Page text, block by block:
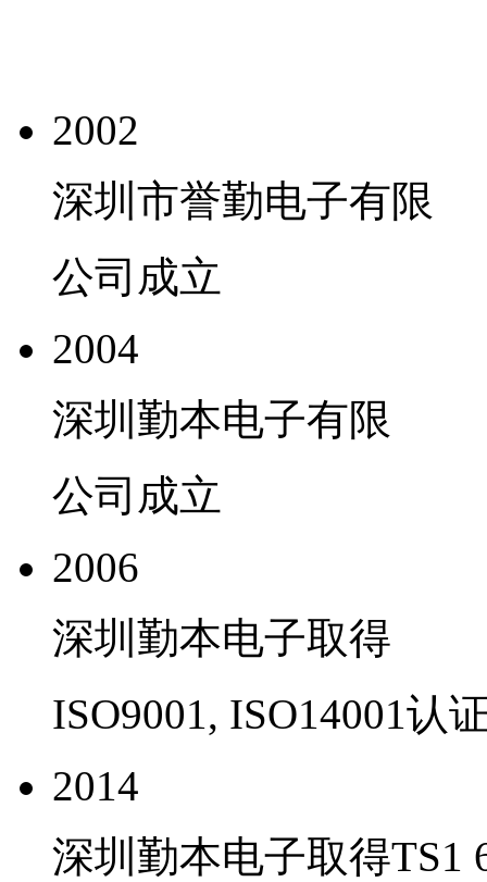
2002
深圳市誉勤电子有限
公司成立
2004
深圳勤本电子有限
公司成立
2006
深圳勤本电子取得
ISO9001, ISO14001认
2014
深圳勤本电子取得TS1